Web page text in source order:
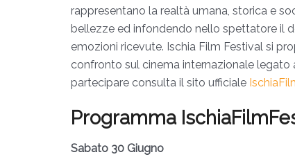
rappresentano la realtà umana, storica e
bellezze ed infondendo nello spettatore il
emozioni ricevute. Ischia Film Festival si
confronto sul cinema internazionale
partecipare consulta il sito ufficiale
Programma
Sabato 30 Giugno